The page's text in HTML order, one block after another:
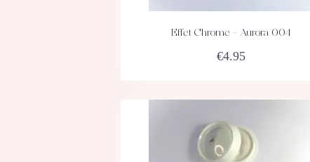
ACHETEZ DÉTAILS
Effet Chrome – Aurora 004
€4.95